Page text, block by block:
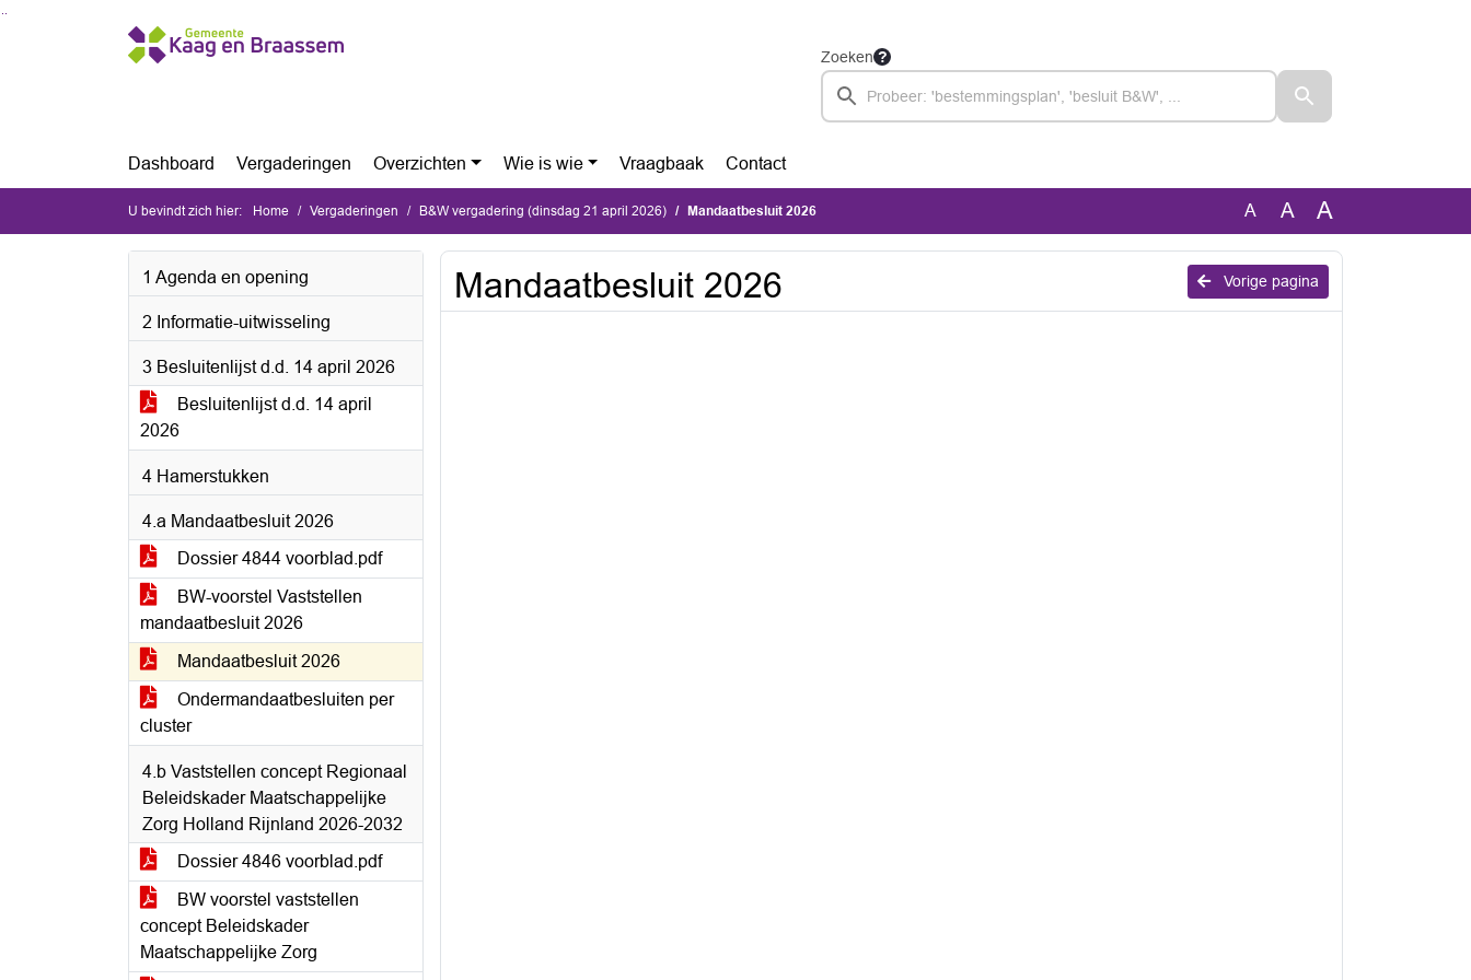
Ga naar de inhoud van deze pagina
Ga naar het zoeken
Ga naar het menu
Zoeken
Dashboard Vergaderingen Overzichten Wie is wie Vraagbaak Contact
U bevindt zich hier: Home Vergaderingen B&W vergadering (dinsdag 21 april 2026) Mandaatbesluit 2026 A A A
1 Agenda en opening
2 Informatie-uitwisseling
3 Besluitenlijst d.d. 14 april 2026
Besluitenlijst d.d. 14 april
2026
4 Hamerstukken
4.a Mandaatbesluit 2026
Dossier 4844 voorblad.pdf
BW-voorstel Vaststellen
mandaatbesluit 2026
Mandaatbesluit 2026
Ondermandaatbesluiten per
cluster
4.b Vaststellen concept Regionaal
Beleidskader Maatschappelijke
Zorg Holland Rijnland 2026-2032
Dossier 4846 voorblad.pdf
BW voorstel vaststellen
concept Beleidskader
Maatschappelijke Zorg
Vorige pagina
Mandaatbesluit 2026